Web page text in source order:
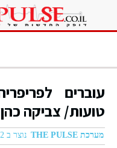
טועות/ צביקה כהן
מערכת THE PULSE נוצר ב 23.02.2012 10:02